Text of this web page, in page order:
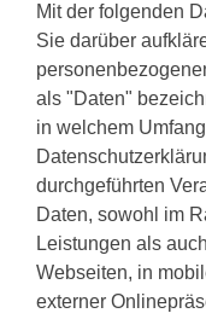
Mit der folgenden
Sie darüber
als "Daten"
in welchem
durchgeführten
Daten, sowohl im
Leistungen als
Webseiten, in
externer